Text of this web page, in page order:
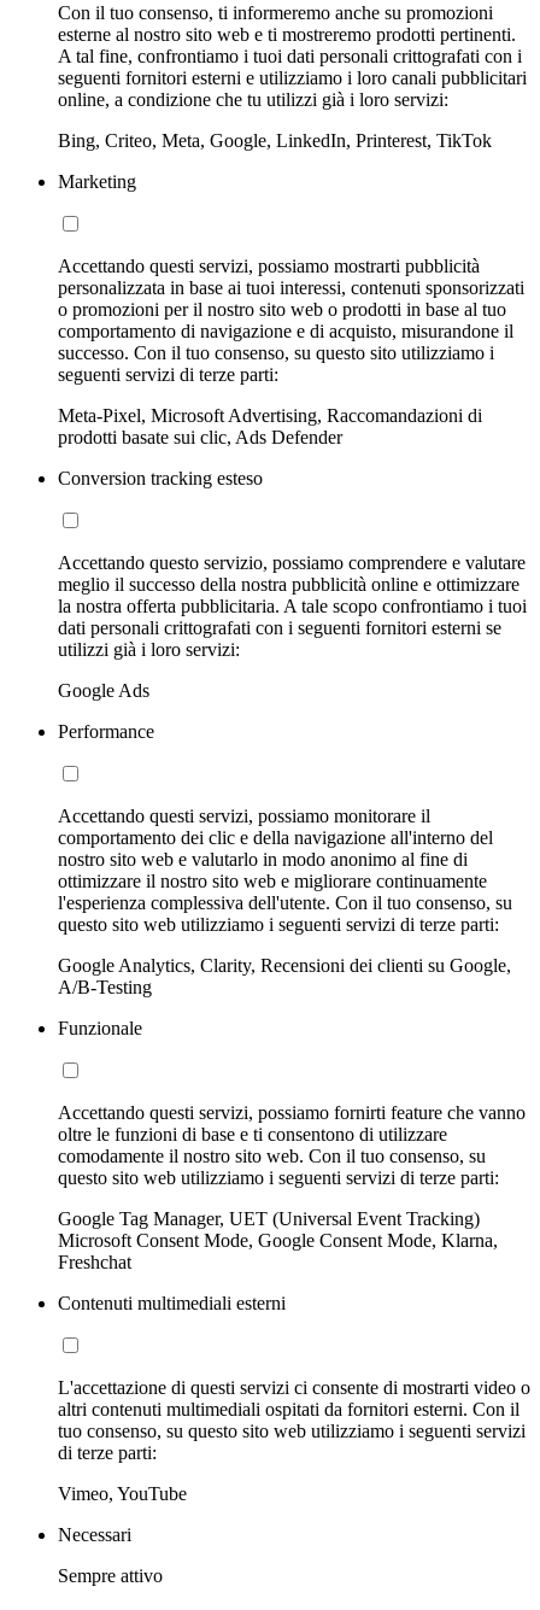
Con il tuo consenso, ti informeremo anche su promozioni
esterne al nostro sito web e ti mostreremo prodotti pertinenti.
A tal fine, confrontiamo i tuoi dati personali crittografati con i
seguenti fornitori esterni e utilizziamo i loro canali pubblicitari
online, a condizione che tu utilizzi già i loro servizi:
Bing, Criteo, Meta, Google, LinkedIn, Printerest, TikTok
Marketing
Accettando questi servizi, possiamo mostrarti pubblicità
personalizzata in base ai tuoi interessi, contenuti sponsorizzati
o promozioni per il nostro sito web o prodotti in base al tuo
comportamento di navigazione e di acquisto, misurandone il
successo. Con il tuo consenso, su questo sito utilizziamo i
seguenti servizi di terze parti:
Meta-Pixel, Microsoft Advertising, Raccomandazioni di
prodotti basate sui clic, Ads Defender
Conversion tracking esteso
Accettando questo servizio, possiamo comprendere e valutare
meglio il successo della nostra pubblicità online e ottimizzare
la nostra offerta pubblicitaria. A tale scopo confrontiamo i tuoi
dati personali crittografati con i seguenti fornitori esterni se
utilizzi già i loro servizi:
Google Ads
Performance
Accettando questi servizi, possiamo monitorare il
comportamento dei clic e della navigazione all'interno del
nostro sito web e valutarlo in modo anonimo al fine di
ottimizzare il nostro sito web e migliorare continuamente
l'esperienza complessiva dell'utente. Con il tuo consenso, su
questo sito web utilizziamo i seguenti servizi di terze parti:
Google Analytics, Clarity, Recensioni dei clienti su Google,
A/B-Testing
Funzionale
Accettando questi servizi, possiamo fornirti feature che vanno
oltre le funzioni di base e ti consentono di utilizzare
comodamente il nostro sito web. Con il tuo consenso, su
questo sito web utilizziamo i seguenti servizi di terze parti:
Google Tag Manager, UET (Universal Event Tracking)
Microsoft Consent Mode, Google Consent Mode, Klarna,
Freshchat
Contenuti multimediali esterni
L'accettazione di questi servizi ci consente di mostrarti video o
altri contenuti multimediali ospitati da fornitori esterni. Con il
tuo consenso, su questo sito web utilizziamo i seguenti servizi
di terze parti:
Vimeo, YouTube
Necessari
Sempre attivo